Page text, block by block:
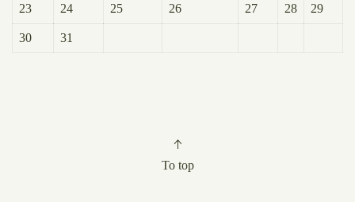
23 24 25 26 27 28 29
30 31
To top